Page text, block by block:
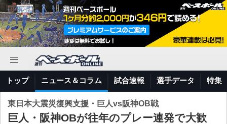
トップ ニュース＆コラム 試合速報 選手データ 特集
東日本大震災復興支援・巨人vs阪神OB戦
巨人・阪神OBが往年のプレー連発で大歓